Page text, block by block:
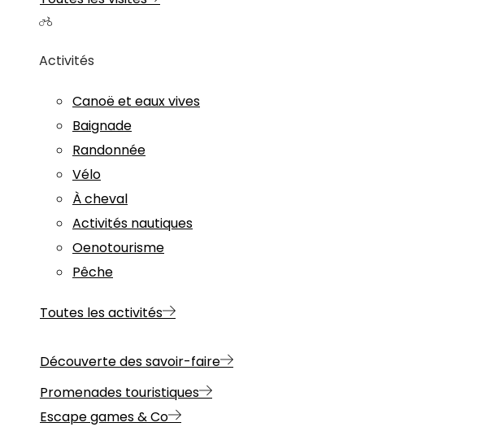
Activités
Canoë et eaux vives
Baignade
Randonnée
Vélo
À cheval
Activités nautiques
Oenotourisme
Pêche
Toutes les activités
Découverte des savoir-faire
Promenades touristiques
Escape games & Co